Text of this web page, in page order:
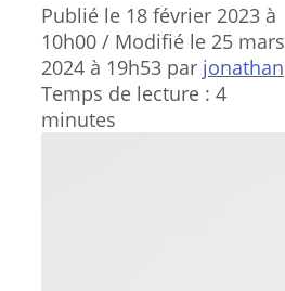
Publié le 18 février 2023 à
10h00 / Modifié le 25 mars
2024 à 19h53 par jonathan
Temps de lecture : 4
minutes